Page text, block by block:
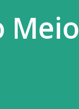
Meio